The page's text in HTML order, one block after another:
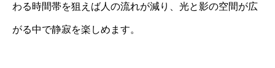
わる時間帯を狙えば人の流れが減り、光と影の空間が広
がる中で静寂を楽しめます。